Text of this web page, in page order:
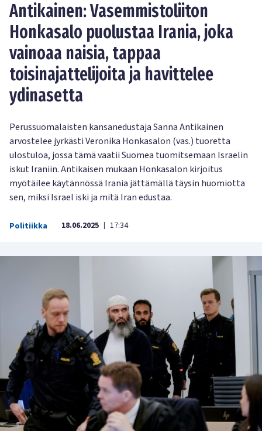
Antikainen: Vasemmistoliiton
Honkasalo puolustaa Irania, joka
vainoaa naisia, tappaa
toisinajattelijoita ja havittelee
ydinasetta
Perussuomalaisten kansanedustaja Sanna Antikainen
arvostelee jyrkästi Veronika Honkasalon (vas.) tuoretta
ulostuloa, jossa tämä vaatii Suomea tuomitsemaan Israelin
iskut Iraniin. Antikaisen mukaan Honkasalon kirjoitus
myötäilee käytännössä Irania jättämällä täysin huomiotta
sen, miksi Israel iski ja mitä Iran edustaa.
Politiikka 18.06.2025 | 17:34